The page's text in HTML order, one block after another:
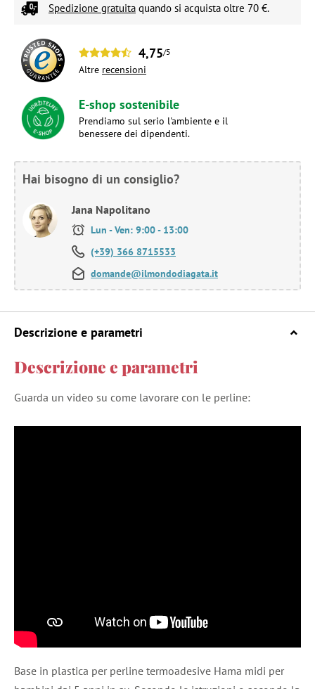
Spedizione gratuita quando si acquista oltre 70 €.
4,75/5
Altre recensioni
E-shop sostenibile
Prendiamo sul serio l'ambiente e il
benessere dei dipendenti.
Hai bisogno di un consiglio?
Jana Napolitano
Lun - Ven: 9:00 - 13:00
(+39) 366 8715533
domande@ilmondodiagata.it
Descrizione e parametri
Descrizione e parametri
Guarda un video su come lavorare con le perline:
Base in plastica per perline termoadesive Hama midi per